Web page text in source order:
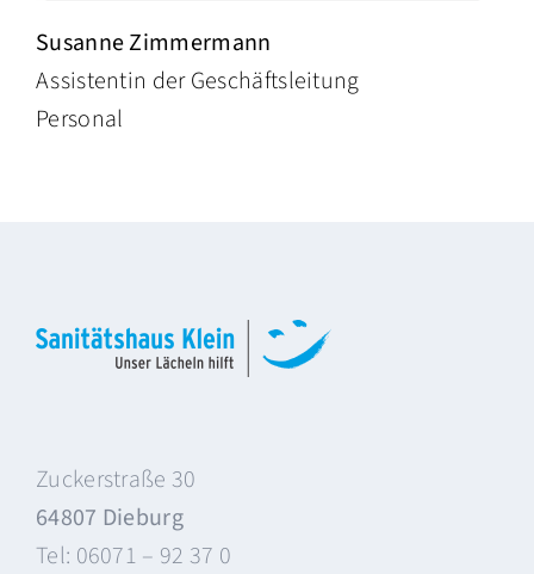
Susanne Zimmermann
Assistentin der Geschäftsleitung
Personal
Zuckerstraße 30
64807 Dieburg
Tel: 06071 – 92 37 0